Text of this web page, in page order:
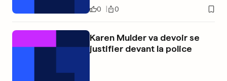
0 0
Karen Mulder va devoir se
justifier devant la police